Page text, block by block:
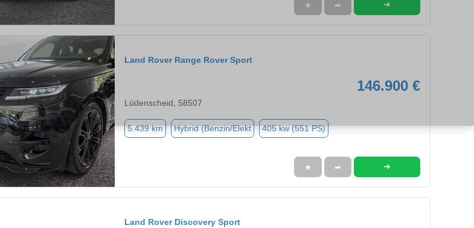
★ ➦ ➜
Land Rover Range Rover Sport
146.900 €
Lüdenscheid, 58507
5.439 km Hybrid (Benzin/Elekt 405 kw (551 PS)
★ ➦ ➜
Land Rover Discovery Sport